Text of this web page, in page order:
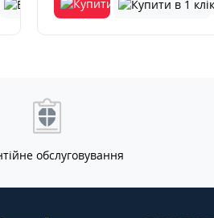
обслуговування